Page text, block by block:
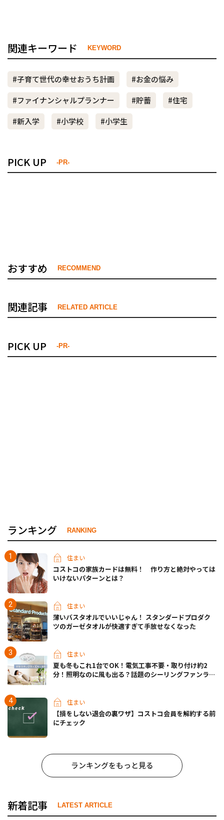
関連キーワード KEYWORD
#子育て世代の幸せおうち計画
#お金の悩み
#ファイナンシャルプランナー
#貯蓄
#住宅
#新入学
#小学校 #小学生
PICK UP -PR-
おすすめ RECOMMEND
関連記事 RELATED ARTICLE
PICK UP -PR-
ランキング RANKING
住まい
コストコの家族カードは無料！ 作り方と絶対やっては
いけないパターンとは？
住まい
薄いバスタオルでいいじゃん！ スタンダードプロダク
ツのガーゼタオルが快適すぎて手放せなくなった
住まい
夏も冬もこれ1台でOK！電気工事不要・取り付け約2
分！照明なのに風も出る？話題のシーリングファンライ
住まい
【損をしない退会の裏ワザ】コストコ会員を解約する前
にチェック
ランキングをもっと見る
新着記事 LATEST ARTICLE